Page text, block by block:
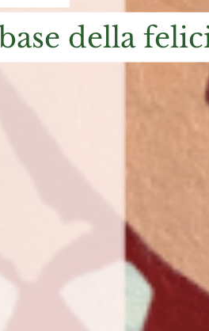
base della